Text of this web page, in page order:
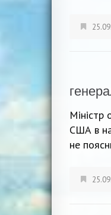
Міністр
США в
не